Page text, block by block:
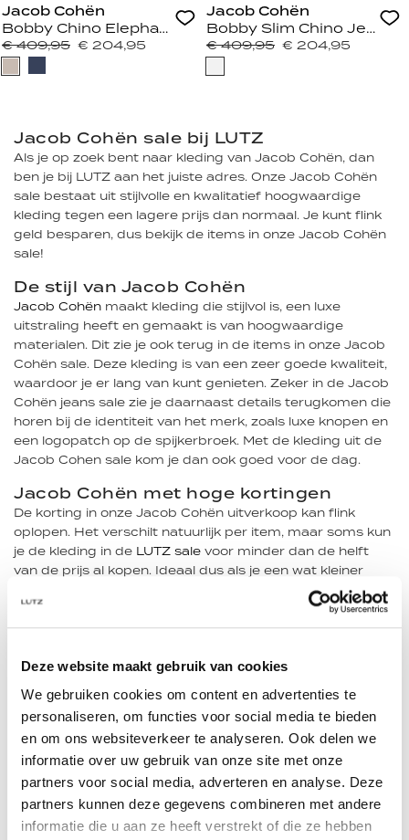
Deze website maakt gebruik van cookies
We gebruiken cookies om content en advertenties te
personaliseren, om functies voor social media te bieden
en om ons websiteverkeer te analyseren. Ook delen we
informatie over uw gebruik van onze site met onze
partners voor social media, adverteren en analyse. Deze
partners kunnen deze gegevens combineren met andere
informatie die u aan ze heeft verstrekt of die ze hebben
Jacob Cohën
Bobby Chino Elephant Grey
€ 409,95 € 204,95
Jacob Cohën
Bobby Slim Chino Jeans
€ 409,95 € 204,95
Jacob Cohën sale bij LUTZ
Als je op zoek bent naar kleding van Jacob Cohën, dan
ben je bij LUTZ aan het juiste adres. Onze Jacob Cohën
sale bestaat uit stijlvolle en kwalitatief hoogwaardige
kleding tegen een lagere prijs dan normaal. Je kunt flink
geld besparen, dus bekijk de items in onze Jacob Cohën
sale!
De stijl van Jacob Cohën
Jacob Cohën maakt kleding die stijlvol is, een luxe
uitstraling heeft en gemaakt is van hoogwaardige
materialen. Dit zie je ook terug in de items in onze Jacob
Cohën sale. Deze kleding is van een zeer goede kwaliteit,
waardoor je er lang van kunt genieten. Zeker in de Jacob
Cohën jeans sale zie je daarnaast details terugkomen die
horen bij de identiteit van het merk, zoals luxe knopen en
een logopatch op de spijkerbroek. Met de kleding uit de
Jacob Cohen sale kom je dan ook goed voor de dag.
Jacob Cohën met hoge kortingen
De korting in onze Jacob Cohën uitverkoop kan flink
oplopen. Het verschilt natuurlijk per item, maar soms kun
je de kleding in de LUTZ sale voor minder dan de helft
van de prijs al kopen. Ideaal dus als je een wat kleiner
budget hebt of als je juist voor hetzelfde geld meer wil
kopen. Welke kleding je in de Jacob Cohën sale vindt,
verandert regelmatig. Kom daarom vaker terug op deze
op deze voordelige Jacob Cohën kleding.
Profiteren van de Jacob Cohën sale?
Wil je profiteren van korting op Jacob Cohën kleding?
Bestel dan eenvoudig online bij LUTZ en profiteer van een
gratis verzending bij bestellingen boven de €70,-.
Daarnaast bezorgen we je nieuwe kleding snel bij je thuis.
Als je liever kleding koopt in een echte winkel kan dat bij
ons ook. We hebben namelijk een winkel in Vinkeveen